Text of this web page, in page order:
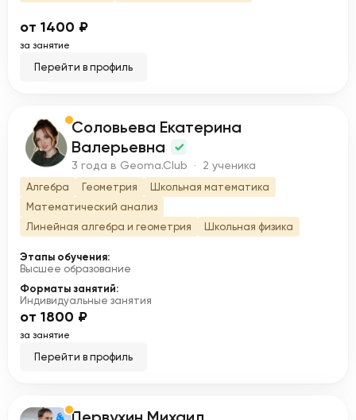
от 1400 ₽
за занятие
Перейти в профиль
С Соловьева Екатерина
Валерьевна
3 года в Geoma.Club · 2 ученика
Алгебра Геометрия
Школьная математика
Математический анализ
Линейная алгебра и геометрия
Школьная физика
Этапы обучения:
Высшее образование
Форматы занятий:
Индивидуальные занятия
от 1800 ₽
за занятие
Перейти в профиль